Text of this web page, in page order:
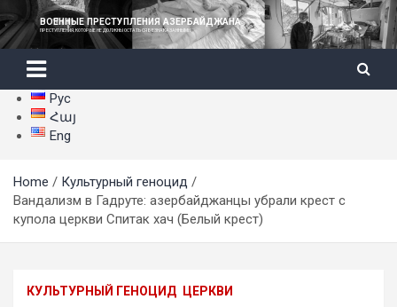
to
content
ВОЕННЫЕ ПРЕСТУПЛЕНИЯ АЗЕРБАЙДЖАНА
ПРЕСТУПЛЕНИЯ, КОТОРЫЕ НЕ ДОЛЖНЫ ОСТАТЬСЯ БЕЗНАКАЗАННЫМИ
Рус
Հայ
Eng
Home
Культурный геноцид
Вандализм в Гадруте: азербайджанцы убрали крест с
купола церкви Спитак хач (Белый крест)
КУЛЬТУРНЫЙ ГЕНОЦИД ЦЕРКВИ